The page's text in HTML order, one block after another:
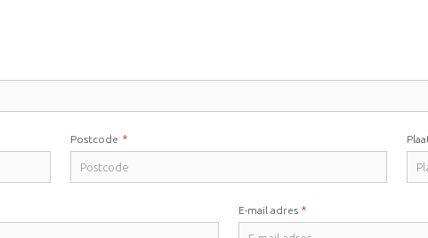
Postcode *
E-mail adres *